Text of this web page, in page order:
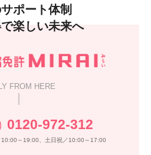
ポート体制
楽しい未来へ
FROM HERE
0120-972-312
10:00～19:00、土日祝／10:00～17:00